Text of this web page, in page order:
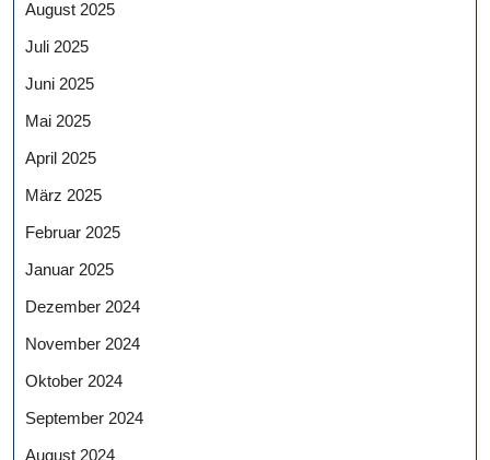
August 2025
Juli 2025
Juni 2025
Mai 2025
April 2025
März 2025
Februar 2025
Januar 2025
Dezember 2024
November 2024
Oktober 2024
September 2024
August 2024